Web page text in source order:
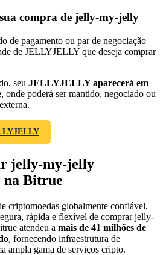
& Win
prize pool
Users
Carnival
compra de jelly-my-jelly
de pagamento ou par de negociação
de JELLYJELLY que deseja comprar
seu JELLYJELLY aparecerá em
, onde poderá ser mantido, negociado ou
jelly-my-jelly
Bitrue
criptomoedas globalmente confiável,
rápida e flexível de comprar jelly-
atendeu a mais de 41 milhões de
, fornecendo infraestrutura de
ampla gama de serviços cripto.